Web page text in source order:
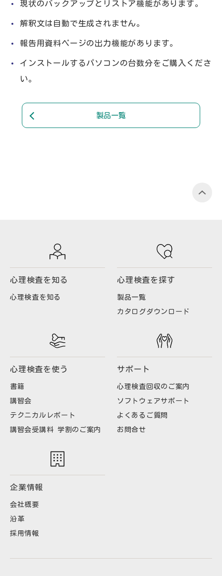
現状のバックアップとリストア機能があります。
解釈文は自動で生成されません。
報告用資料ページの出力機能があります。
インストールするパソコンの台数分をご購入くださ
い。
製品一覧
心理検査を知る
心理検査を知る
心理検査を探す
製品一覧
カタログダウンロード
心理検査を使う
書籍
講習会
テクニカルレポート
講習会受講料 学割のご案内
サポート
心理検査回収のご案内
ソフトウェアサポート
よくあるご質問
お問合せ
企業情報
会社概要
沿革
採用情報